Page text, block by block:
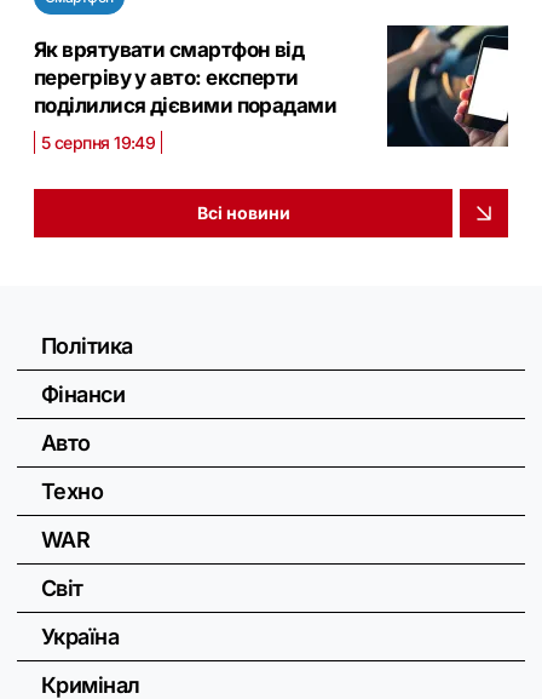
Як врятувати смартфон від
перегріву у авто: експерти
поділилися дієвими порадами
5 серпня 19:49
Всі новини
Політика
Фінанси
Авто
Техно
WAR
Світ
Україна
Кримінал